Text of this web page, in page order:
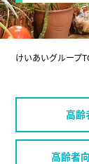
けいあいグループ
高齢
高齢者